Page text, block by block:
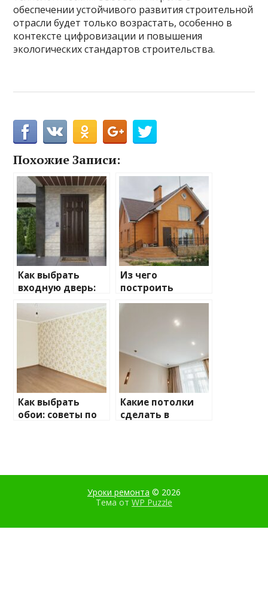
обеспечении устойчивого развития строительной
отрасли будет только возрастать, особенно в
контексте цифровизации и повышения
экологических стандартов строительства.
Похожие Записи:
Как выбрать
входную дверь:
ключевые
моменты, на
которые стоит
обратить
внимание
Из чего
построить
дачный дом:
Как выбрать
обои: советы по
Какие потолки
сделать в
Уроки ремонта © 2026
Тема от WP Puzzle